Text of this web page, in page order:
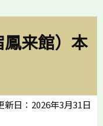
来館）本
新日：2026年3月31日